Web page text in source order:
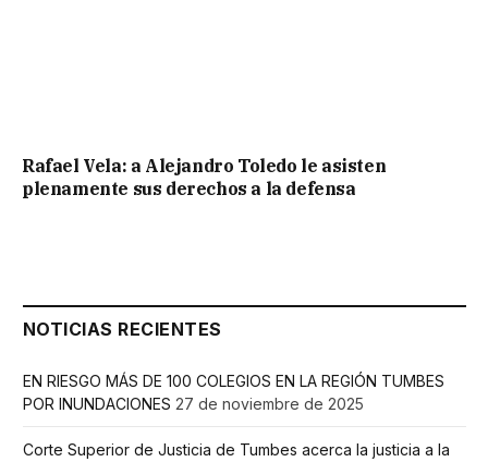
Rafael Vela: a Alejandro Toledo le asisten
plenamente sus derechos a la defensa
NOTICIAS RECIENTES
EN RIESGO MÁS DE 100 COLEGIOS EN LA REGIÓN TUMBES
POR INUNDACIONES 27 de noviembre de 2025
Corte Superior de Justicia de Tumbes acerca la justicia a la